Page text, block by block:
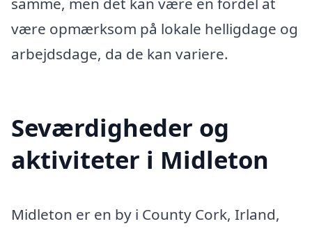
være opmærksom på lokale helligdage og
arbejdsdage, da de kan variere.
Seværdigheder og
aktiviteter i Midleton
Midleton er en by i County Cork, Irland,